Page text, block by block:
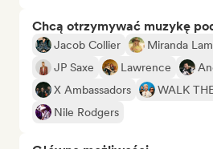
Chcą otrzymywać muzykę
Jacob Collier Miranda
JP Saxe
Lawrence
X Ambassadors
WALK
Nile Rodgers